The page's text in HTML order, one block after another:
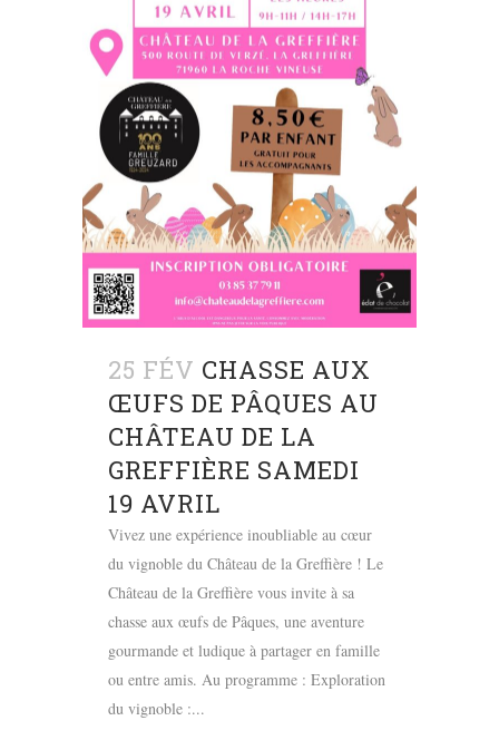
25 FÉV CHASSE AUX
ŒUFS DE PÂQUES AU
CHÂTEAU DE LA
GREFFIÈRE SAMEDI
19 AVRIL
Vivez une expérience inoubliable au cœur
du vignoble du Château de la Greffière ! Le
Château de la Greffière vous invite à sa
chasse aux œufs de Pâques, une aventure
gourmande et ludique à partager en famille
ou entre amis. Au programme : Exploration
du vignoble :...